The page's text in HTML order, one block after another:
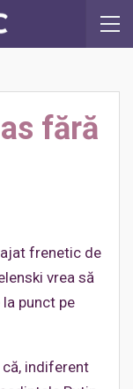
fără
frenetic de
vrea să
punct pe
indiferent